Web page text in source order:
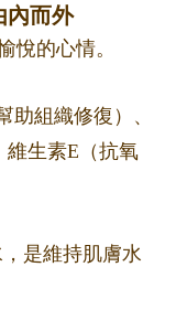
內而外
悅的心情。
助組織修復）、
維生素E（抗氧
是維持肌膚水